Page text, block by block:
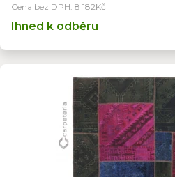
Cena bez DPH: 8 182Kč
Ihned k odběru